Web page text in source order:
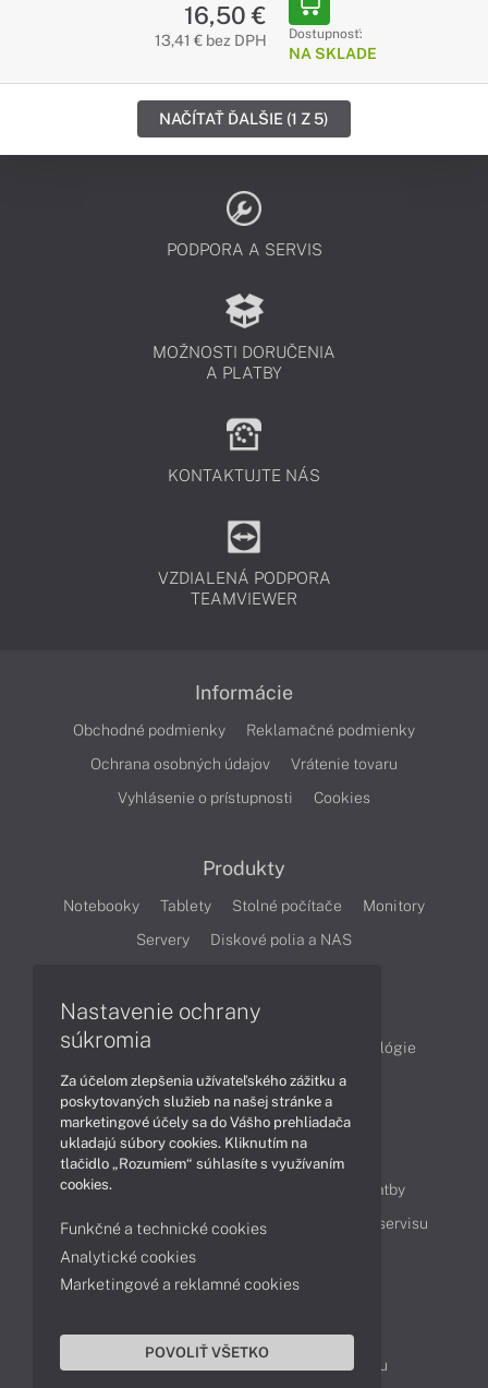
16,50 €
13,41 € bez DPH Dostupnosť:
NA SKLADE
NAČÍTAŤ ĎALŠIE (1 Z 5)
PODPORA A SERVIS
MOŽNOSTI DORUČENIA
A PLATBY
KONTAKTUJTE NÁS
VZDIALENÁ PODPORA
TEAMVIEWER
Informácie
Obchodné podmienky
Reklamačné podmienky
Ochrana osobných údajov
Vrátenie tovaru
Vyhlásenie o prístupnosti
Cookies
Produkty
Notebooky Tablety Stolné počítače
Monitory
Servery
Diskové polia a NAS
Články
Obchodné informácie
Technológie
Videá
Obsah
Ako nakupovať
Možnosti doručenia a platby
Podpora a servis
Servisné služby Cenník servisu
Kontakty
043 4224 771
Obchodné oddelenie
Reklamácia tovaru
Nastavenie ochrany
súkromia
Za účelom zlepšenia užívateľského zážitku a
poskytovaných služieb na našej stránke a
marketingové účely sa do Vášho prehliadača
ukladajú súbory cookies. Kliknutím na
tlačidlo „Rozumiem“ súhlasíte s využívaním
cookies.
Funkčné a technické cookies
Analytické cookies
Marketingové a reklamné cookies
POVOLIŤ VŠETKO